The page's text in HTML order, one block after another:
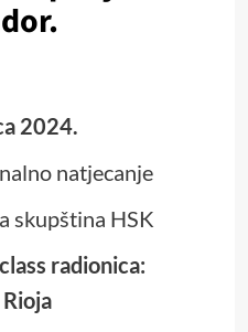
2024.
natjecanje
skupština HSK
radionica: